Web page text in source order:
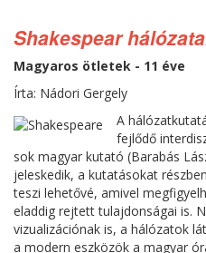
Shakespear
Magyaros ötletek - 11 éve
Írta: Nádori Gergely
A
fejlődő
sok magyar kutató (Barabás
jeleskedik, a kutatásokat
teszi lehetővé, amivel
eladdig rejtett tulajdonságai is.
vizualizációnak is, a hálózatok
a modern eszközök a magyar